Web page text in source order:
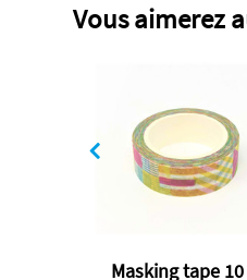
Vous aimerez
Masking tape